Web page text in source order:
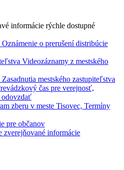
informácie rýchle dostupné
Oznámenie o prerušení distribúcie
Videozáznamy z mestského
Zasadnutia mestského zastupiteľstva
čas pre verejnosť,
odovzdať
zberu v meste Tisovec, Termíny
pre občanov
zverejňované informácie